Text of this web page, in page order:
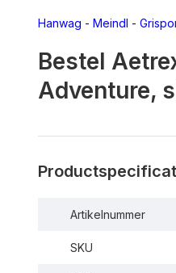
Hanwag - Meindl -
Bestel
Adventure,
Artikelnummer
SKU